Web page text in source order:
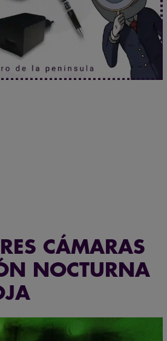
CÁMARAS
NOCTURNA
su privacidad
hablan de ti? Haz clic aquí.
visto. Haz clic aquí.